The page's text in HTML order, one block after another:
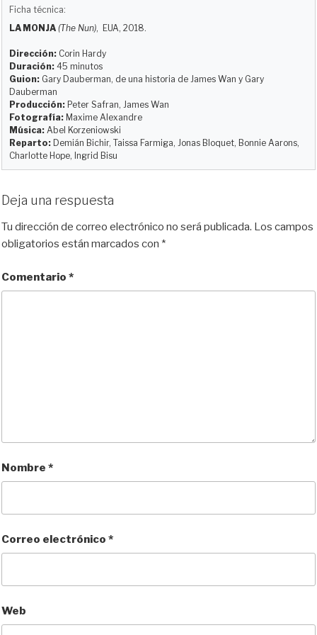
u
s
k
y
o
d
o
n
b
o
o
k
i
t
l
i
r
Ficha técnica:
LA MONJA (The Nun), EUA, 2018.
Dirección: Corin Hardy
Duración: 45 minutos
Guion: Gary Dauberman, de una historia de James Wan y Gary
Dauberman
Producción: Peter Safran, James Wan
Fotografía: Maxime Alexandre
Música: Abel Korzeniowski
Reparto: Demián Bichir, Taissa Farmiga, Jonas Bloquet, Bonnie Aarons,
Charlotte Hope, Ingrid Bisu
Deja una respuesta
Tu dirección de correo electrónico no será publicada. Los campos
obligatorios están marcados con *
Comentario *
Nombre *
Correo electrónico *
Web